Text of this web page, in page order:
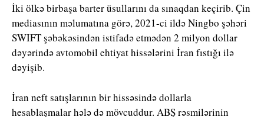
İki ölkə birbaşa barter üsullarını da sınaqdan keçirib. Çin
mediasının məlumatına görə, 2021-ci ildə Ningbo şəhəri
SWIFT şəbəkəsindən istifadə etmədən 2 milyon dollar
dəyərində avtomobil ehtiyat hissələrini İran fıstığı ilə
dəyişib.
İran neft satışlarının bir hissəsində dollarla
hesablaşmalar hələ də mövcuddur. ABŞ rəsmilərinin